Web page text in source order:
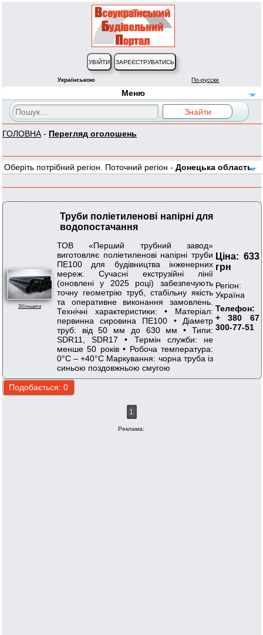
Українською По-русски
Меню
ГОЛОВНА - Перегляд оголошень
Оберіть потрібний регіон. Поточний регіон - Донецька область
Збільшити
Труби поліетиленові напірні для
водопостачання
ТОВ «Перший трубний завод»
виготовляє поліетиленові напірні труби
ПЕ100 для будівництва інженерних
мереж. Сучасні екструзійні лінії
(оновлені у 2025 році) забезпечують
точну геометрію труб, стабільну якість
та оперативне виконання замовлень.
Технічні характеристики: • Матеріал:
первинна сировина ПЕ100 • Діаметр
труб: від 50 мм до 630 мм • Типи:
SDR11, SDR17 • Термін служби: не
менше 50 років • Робоча температура:
0°С – +40°С Маркування: чорна труба із
синьою поздовжньою смугою
Ціна: 633
грн
Регіон:
Україна
Телефон:
+ 380 67
300-77-51
1
Реклама: